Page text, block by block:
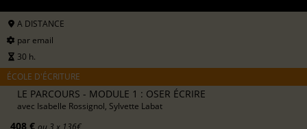
A DISTANCE
par email
30 h.
ÉCOLE D'ÉCRITURE
LE PARCOURS - MODULE 1 : OSER ÉCRIRE
avec Isabelle Rossignol, Sylvette Labat
408 € ou 3 x 136€